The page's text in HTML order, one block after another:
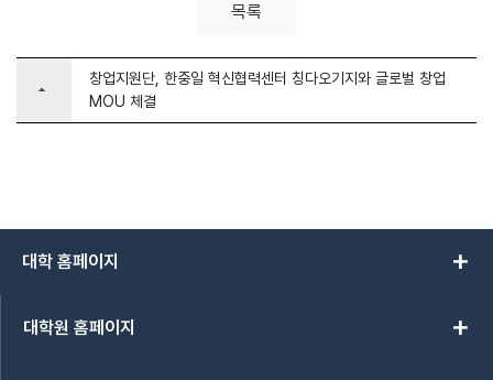
목록
arrow_drop_up
창업지원단, 한중일 혁신협력센터 칭다오기지와 글로벌 창업
MOU 체결
대학 홈페이지 add
대학원 홈페이지 add